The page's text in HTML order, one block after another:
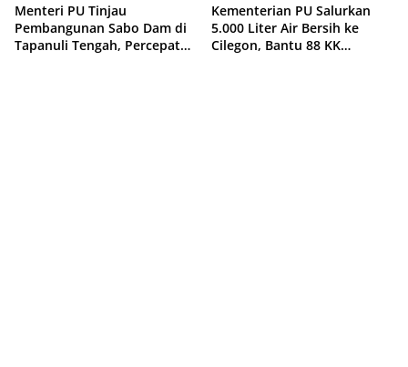
Menteri PU Tinjau
Pembangunan Sabo Dam di
Tapanuli Tengah, Percepat
Kementerian PU Salurkan
5.000 Liter Air Bersih ke
Cilegon, Bantu 88 KK